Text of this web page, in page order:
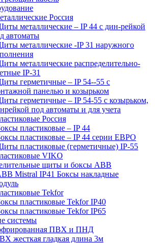
Россия
металлические – IP 44 с дин-рейкой
автоматы
металлические -IP 31 наружного
металлические распределительно-
IP-31
герметичные – IP 54--55 с
панелью и козырьком
герметичные – IP 54-55 с козырьком,
под автоматы и для учета
Россия
пластиковые – IP 44
пластиковые – IP 44 серии ЕВРО
пластиковые (герметичные) IP-55
VIKO
щиты и боксы АВВ
Mistral IP41 Боксы накладные
Tekfor
пластиковые Tekfor IP40
пластиковые Tekfor IP65
системы
ПВХ и ПНД
жесткая гладкая длина 3м